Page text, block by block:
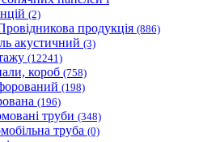
(2)
продукція (886)
акустичний (3)
(12241)
короб (758)
(198)
(196)
труби (348)
труба (0)